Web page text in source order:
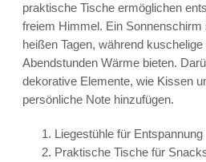
praktische Tische ermöglichen
freiem Himmel. Ein
heißen Tagen, während
Abendstunden Wärme bieten.
dekorative Elemente, wie Kissen
persönliche Note hinzufügen.
Liegestühle für Entspannung
Praktische Tische für